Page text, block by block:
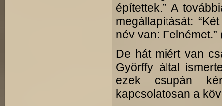
építettek.” A
megállapítását:
név van: Felnémet.”
De hát miért van
Györffy által
ezek csupán
kapcsolatosan a